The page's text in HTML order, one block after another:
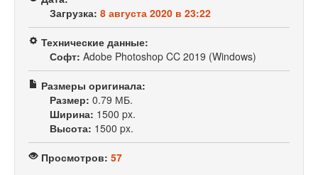
Загрузка: 8 августа 2020 в 23:22
Технические данные:
Софт: Adobe Photoshop CC 2019 (Windows)
Размеры оригинала:
Размер: 0.79 МБ.
Ширина: 1500 px.
Высота: 1500 px.
Просмотров: 57